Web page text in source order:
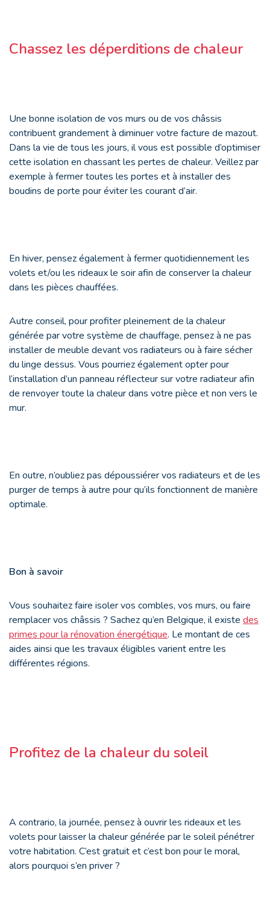
Chassez les déperditions de chaleur
Une bonne isolation de vos murs ou de vos châssis
contribuent grandement à diminuer votre facture de mazout.
Dans la vie de tous les jours, il vous est possible d’optimiser
cette isolation en chassant les pertes de chaleur. Veillez par
exemple à fermer toutes les portes et à installer des
boudins de porte pour éviter les courant d’air.
En hiver, pensez également à fermer quotidiennement les
volets et/ou les rideaux le soir afin de conserver la chaleur
dans les pièces chauffées.
Autre conseil, pour profiter pleinement de la chaleur
générée par votre système de chauffage, pensez à ne pas
installer de meuble devant vos radiateurs ou à faire sécher
du linge dessus. Vous pourriez également opter pour
l’installation d’un panneau réflecteur sur votre radiateur afin
de renvoyer toute la chaleur dans votre pièce et non vers le
mur.
En outre, n’oubliez pas dépoussiérer vos radiateurs et de les
purger de temps à autre pour qu’ils fonctionnent de manière
optimale.
Bon à savoir
Vous souhaitez faire isoler vos combles, vos murs, ou faire
remplacer vos châssis ? Sachez qu’en Belgique, il existe des
primes pour la rénovation énergétique. Le montant de ces
aides ainsi que les travaux éligibles varient entre les
différentes régions.
Profitez de la chaleur du soleil
A contrario, la journée, pensez à ouvrir les rideaux et les
volets pour laisser la chaleur générée par le soleil pénétrer
votre habitation. C’est gratuit et c’est bon pour le moral,
alors pourquoi s’en priver ?